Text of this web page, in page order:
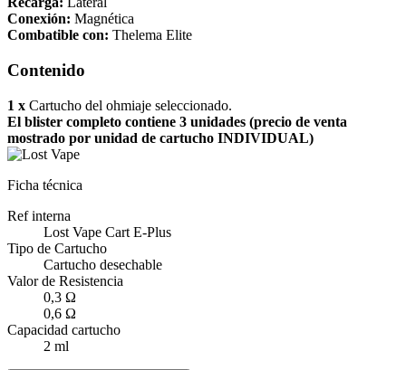
Conexión: Magnética
Combatible con: Thelema Elite
Contenido
1 x Cartucho del ohmiaje seleccionado.
El blister completo contiene 3 unidades (precio de venta
mostrado por unidad de cartucho INDIVIDUAL)
Ficha técnica
Ref interna
Lost Vape Cart E-Plus
Tipo de Cartucho
Cartucho desechable
Valor de Resistencia
0,3 Ω
0,6 Ω
Capacidad cartucho
2 ml